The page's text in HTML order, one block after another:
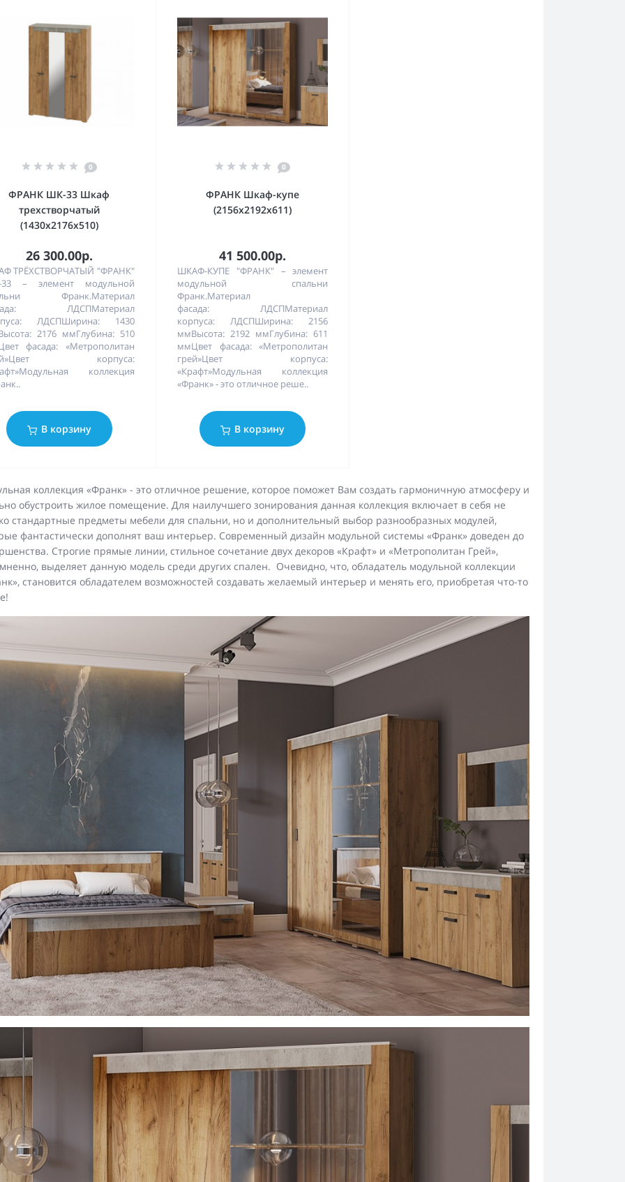
0
ФРАНК ШК-33 Шкаф
трехстворчатый
(1430х2176х510)
26 300.00р.
ТРЁХСТВОРЧАТЫЙ "ФРАНК"
– элемент модульной
Франк.Материал
ЛДСПМатериал
ЛДСПШирина: 1430
2176 ммГлубина: 510
фасада: «Метрополитан
корпуса:
коллекция
В корзину
0
ФРАНК Шкаф-купе
(2156х2192х611)
41 500.00р.
ШКАФ-КУПЕ "ФРАНК" – элемент
модульной спальни
Франк.Материал
фасада: ЛДСПМатериал
корпуса: ЛДСПШирина: 2156
ммВысота: 2192 ммГлубина: 611
ммЦвет фасада: «Метрополитан
грей»Цвет корпуса:
«Крафт»Модульная коллекция
«Франк» - это отличное реше..
В корзину
коллекция «Франк» - это отличное решение, которое поможет Вам создать гармоничную атмосферу и
обустроить жилое помещение. Для наилучшего зонирования данная коллекция включает в себя не
стандартные предметы мебели для спальни, но и дополнительный выбор разнообразных модулей,
фантастически дополнят ваш интерьер. Современный дизайн модульной системы «Франк» доведен до
Строгие прямые линии, стильное сочетание двух декоров «Крафт» и «Метрополитан Грей»,
выделяет данную модель среди других спален. Очевидно, что, обладатель модульной коллекции
становится обладателем возможностей создавать желаемый интерьер и менять его, приобретая что-то